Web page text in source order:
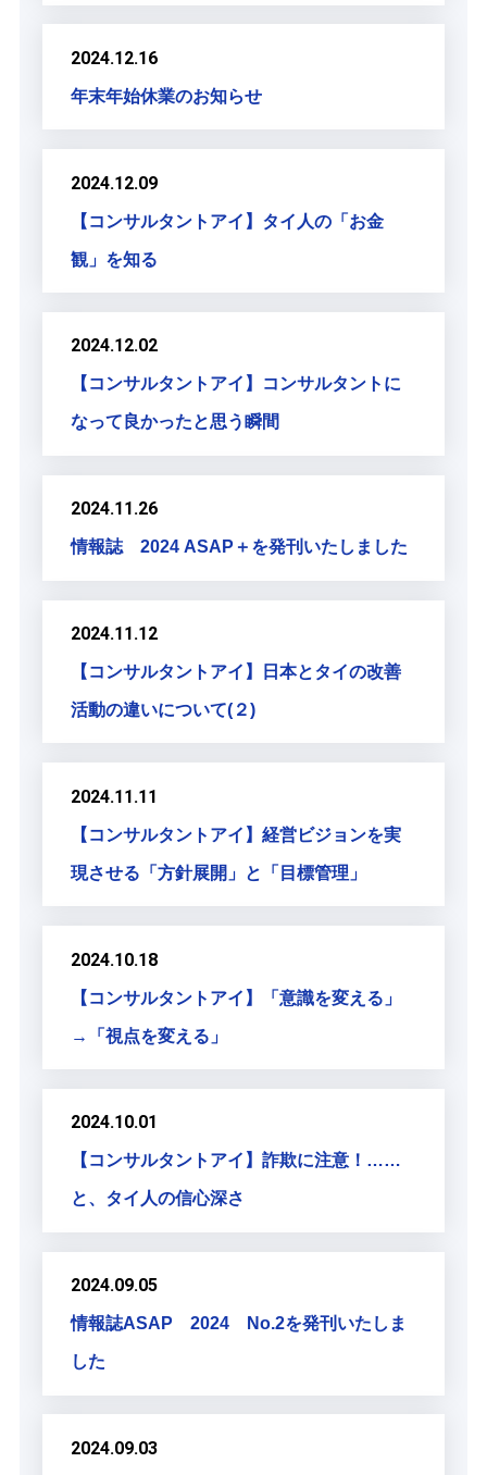
2024.12.16
年末年始休業のお知らせ
2024.12.09
【コンサルタントアイ】タイ人の「お金
観」を知る
2024.12.02
【コンサルタントアイ】コンサルタントに
なって良かったと思う瞬間
2024.11.26
情報誌 2024 ASAP＋を発刊いたしました
2024.11.12
【コンサルタントアイ】日本とタイの改善
活動の違いについて(２)
2024.11.11
【コンサルタントアイ】経営ビジョンを実
現させる「方針展開」と「目標管理」
2024.10.18
【コンサルタントアイ】「意識を変える」
→「視点を変える」
2024.10.01
【コンサルタントアイ】詐欺に注意！……
と、タイ人の信心深さ
2024.09.05
情報誌ASAP 2024 No.2を発刊いたしま
した
2024.09.03